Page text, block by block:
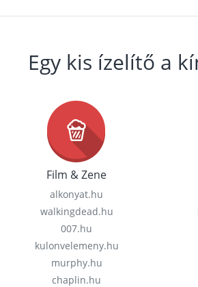
Egy kis ízelítő a
Film & Zene
alkonyat.hu
walkingdead.hu
007.hu
kulonvelemeny.hu
murphy.hu
chaplin.hu